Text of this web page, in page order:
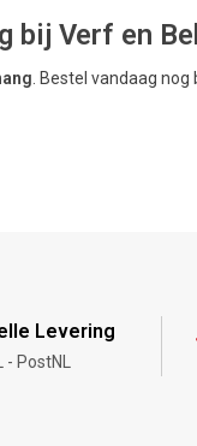
bij Verf en
. Bestel vandaag nog
Levering
- PostNL